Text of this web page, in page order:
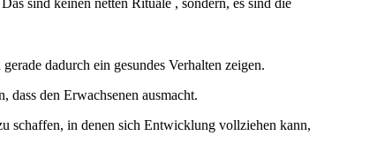
sind keinen netten Rituale , sondern, es sind die
dadurch ein gesundes Verhalten zeigen.
den Erwachsenen ausmacht.
schaffen, in denen sich Entwicklung vollziehen kann,